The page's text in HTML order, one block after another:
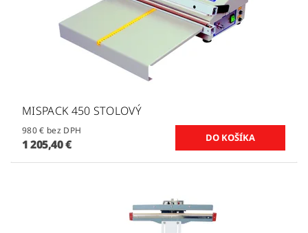
MISPACK 450 STOLOVÝ
980 € bez DPH
1 205,40 €